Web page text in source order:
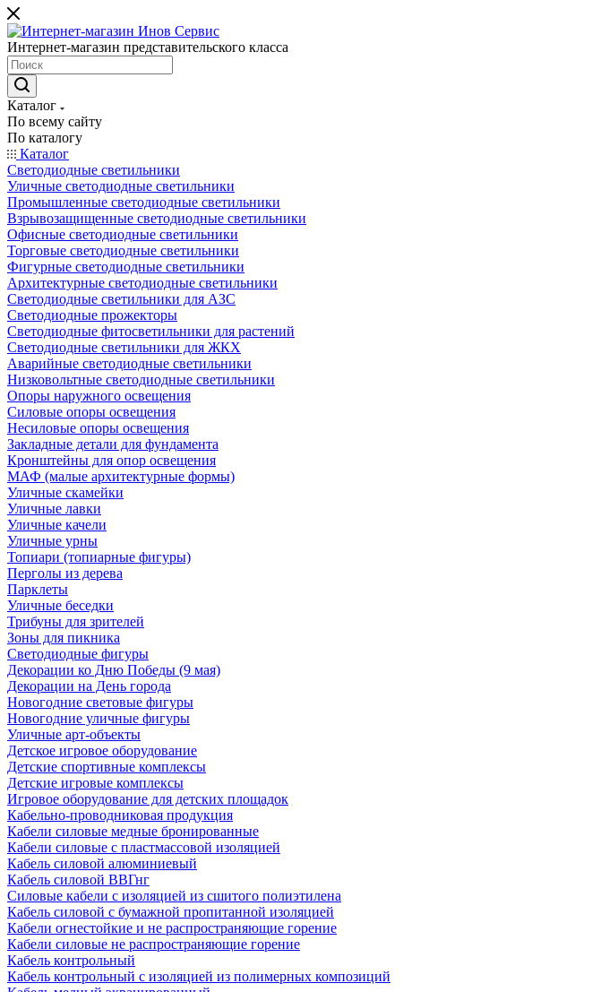
Интернет-магазин представительского класса
Каталог
По всему сайту
По каталогу
Каталог
Светодиодные светильники
Уличные светодиодные светильники
Промышленные светодиодные светильники
Взрывозащищенные светодиодные светильники
Офисные светодиодные светильники
Торговые светодиодные светильники
Фигурные светодиодные светильники
Архитектурные светодиодные светильники
Светодиодные светильники для АЗС
Светодиодные прожекторы
Светодиодные фитосветильники для растений
Светодиодные светильники для ЖКХ
Аварийные светодиодные светильники
Низковольтные светодиодные светильники
Опоры наружного освещения
Силовые опоры освещения
Несиловые опоры освещения
Закладные детали для фундамента
Кронштейны для опор освещения
МАФ (малые архитектурные формы)
Уличные скамейки
Уличные лавки
Уличные качели
Уличные урны
Топиари (топиарные фигуры)
Перголы из дерева
Парклеты
Уличные беседки
Трибуны для зрителей
Зоны для пикника
Светодиодные фигуры
Декорации ко Дню Победы (9 мая)
Декорации на День города
Новогодние световые фигуры
Новогодние уличные фигуры
Уличные арт-объекты
Детское игровое оборудование
Детские спортивные комплексы
Детские игровые комплексы
Игровое оборудование для детских площадок
Кабельно-проводниковая продукция
Кабели силовые медные бронированные
Кабели силовые с пластмассовой изоляцией
Кабель силовой алюминиевый
Кабель силовой ВВГнг
Силовые кабели с изоляцией из сшитого полиэтилена
Кабель силовой с бумажной пропитанной изоляцией
Кабели огнестойкие и не распространяющие горение
Кабели силовые не распространяющие горение
Кабель контрольный
Кабель контрольный с изоляцией из полимерных композиций